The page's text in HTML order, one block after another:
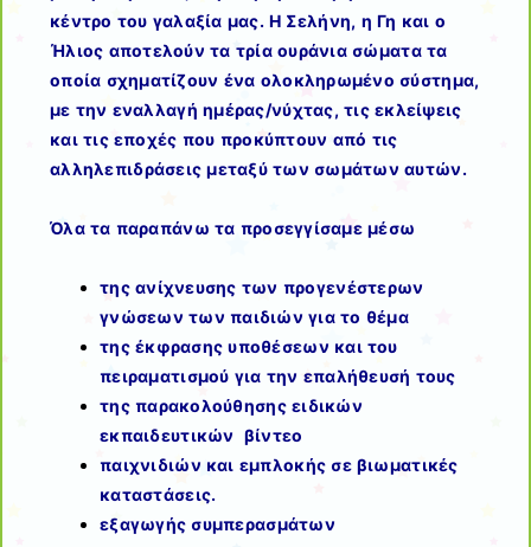
κέντρο του γαλαξία μας. Η Σελήνη, η Γη και ο
Ήλιος αποτελούν τα τρία ουράνια σώματα τα
οποία σχηματίζουν ένα ολοκληρωμένο σύστημα,
με την εναλλαγή ημέρας/νύχτας, τις εκλείψεις
και τις εποχές που προκύπτουν από τις
αλληλεπιδράσεις μεταξύ των σωμάτων αυτών.
Όλα τα παραπάνω τα προσεγγίσαμε μέσω
της ανίχνευσης των προγενέστερων
γνώσεων των παιδιών για το θέμα
της έκφρασης υποθέσεων και του
πειραματισμού για την επαλήθευσή τους
της παρακολούθησης ειδικών
εκπαιδευτικών βίντεο
παιχνιδιών και εμπλοκής σε βιωματικές
καταστάσεις.
εξαγωγής συμπερασμάτων